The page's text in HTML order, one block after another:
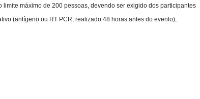
máximo de 200 pessoas, devendo ser exigido dos participantes
(antígeno ou RT PCR, realizado 48 horas antes do evento);